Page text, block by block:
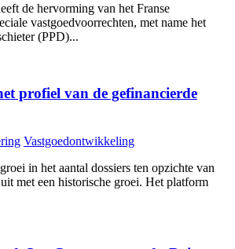
de hervorming van het Franse
vastgoedvoorrechten, met name het
(PPD)...
profiel van de gefinancierde
Vastgoedontwikkeling
in het aantal dossiers ten opzichte van
met een historische groei. Het platform